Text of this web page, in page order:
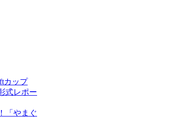
カップ
式レポー
「やまぐ